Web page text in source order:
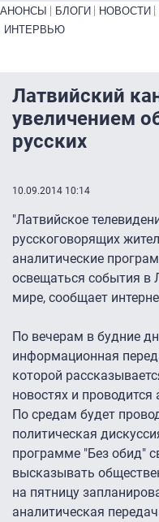
Primary links bottom
АНОНСЫ БЛОГИ НОВОСТИ
ИНТЕРВЬЮ
Латвийский
увеличением
русских
10.09.2014 10:14
"Латвийское
русскоговорящих
аналитические
освещаться события в
мире, сообщает
По вечерам в будние
информационная
которой
новостях и
По средам будет
политическая
программе "Без обид"
высказывать
на пятницу
аналитическая